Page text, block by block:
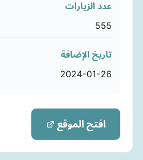
عدد الزيارات
555
تاريخ الإضافة
2024-01-26
افتح الموقع